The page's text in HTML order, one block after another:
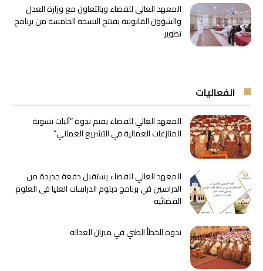
المعهد العالي للقضاء وبالتعاون مع وزارة العدل
والشؤون القانونية يفتتح النسخة الخامسة من برنامج
تطوير
الفعاليات
المعهد العالي للقضاء يقيم ندوة “آليات تسوية
المنازعات العمالية في التشريع العماني”
المعهد العالي للقضاء يستقبل دفعة جديدة من
الدراسين في برنامج دبلوم الدراسات العليا في العلوم
القضائية
ندوة الخطأ الطبي في ميزان العدالة